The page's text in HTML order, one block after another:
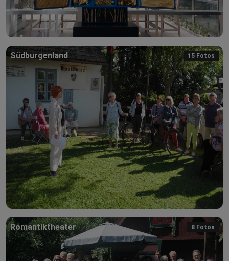
Südburgenland 15 Fotos
Romantiktheater 8 Fotos